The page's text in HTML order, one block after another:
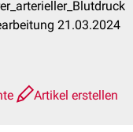
21.03.2024
Artikel erstellen